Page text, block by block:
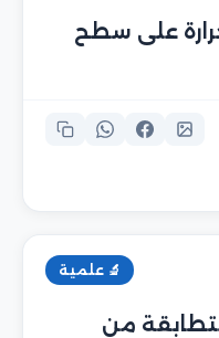
على سطح
🔬 علمية
من